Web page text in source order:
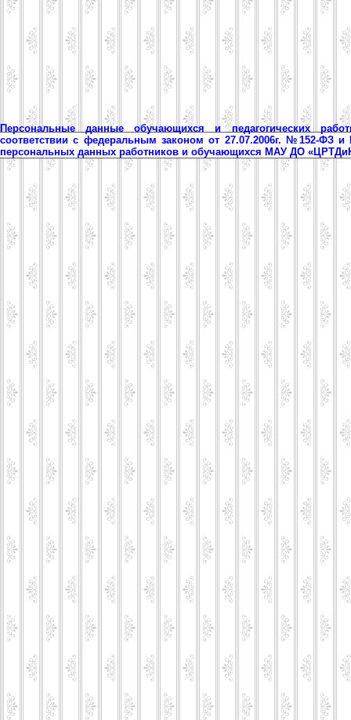
Персональные данные обучающихся и педагогических
соответствии с федеральным законом от 27.07.2006г. №152-ФЗ
персональных данных работников и обучающихся МАУ ДО